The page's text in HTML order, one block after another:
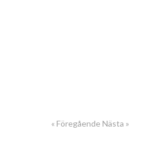
« Föregående Nästa »